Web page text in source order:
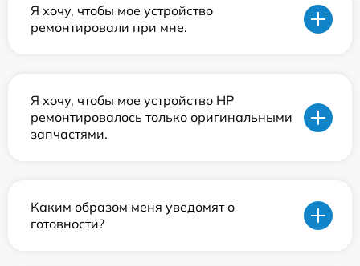
Я хочу, чтобы мое устройство
ремонтировали при мне.
Я хочу, чтобы мое устройство HP
ремонтировалось только оригинальными
запчастями.
Каким образом меня уведомят о
готовности?